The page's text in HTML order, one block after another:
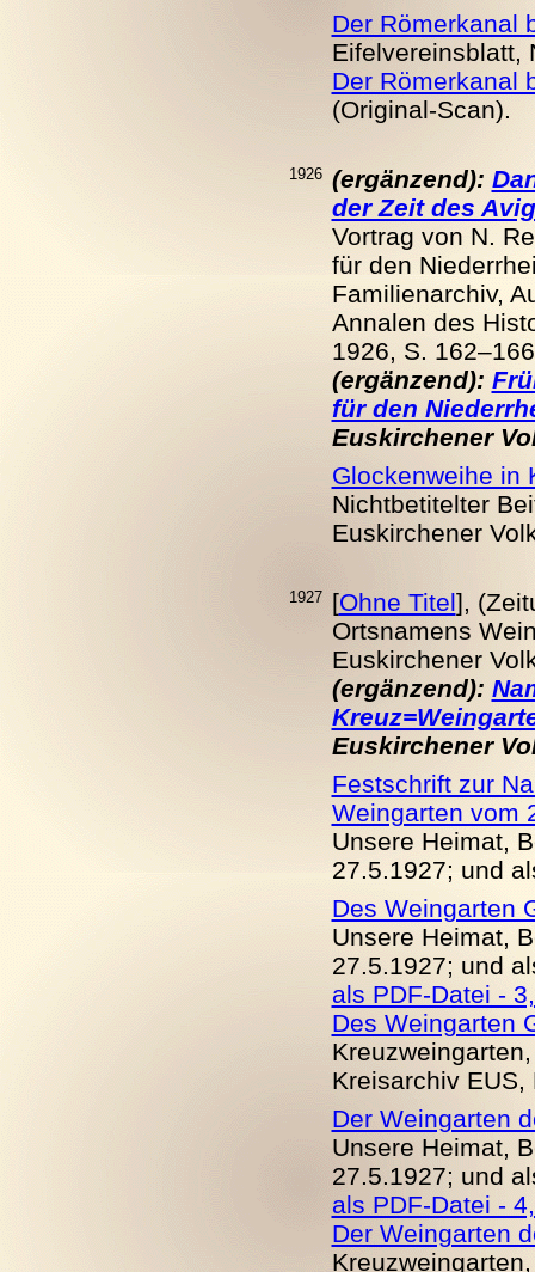
Der Römerkanal
Eifelvereinsblatt,
Der Römerkanal
(Original-Scan).
1926 (ergänzend):
der Zeit des
Vortrag von N.
für den
Familienarchiv,
Annalen des
1926, S.
(ergänzend):
für den
Euskirchener
Glockenweihe in
Nichtbetitelter
Euskirchener
1927 [Ohne Titel],
Ortsnamens
Euskirchener
(ergänzend):
Euskirchener
Festschrift zur
Weingarten vom
Unsere Heimat,
27.5.1927; und
Des Weingarten
Unsere Heimat,
27.5.1927; und
als PDF-Datei -
Des Weingarten
Kreisarchiv EUS,
Der Weingarten
Unsere Heimat,
27.5.1927; und
als PDF-Datei -
Der Weingarten